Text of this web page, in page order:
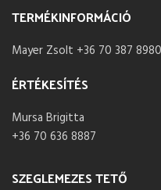
TERMÉKINFORMÁCIÓ
Mayer Zsolt +36 70 387 8980
ÉRTÉKESÍTÉS
Mursa Brigitta
+36 70 636 8887
SZEGLEMEZES TETŐ